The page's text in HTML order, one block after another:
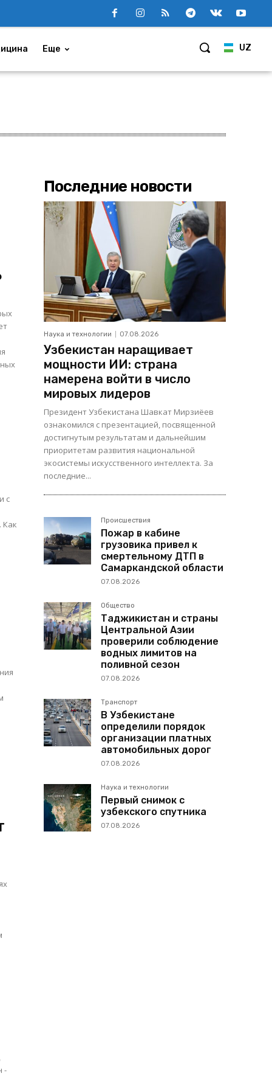
UZ
Еще
с
Последние новости
Наука и технологии 07.08.2026
Узбекистан наращивает
мощности ИИ: страна
намерена войти в число
мировых лидеров
Президент Узбекистана Шавкат Мирзиёев
ознакомился с презентацией, посвященной
достигнутым результатам и дальнейшим
приоритетам развития национальной
экосистемы искусственного интеллекта. За
последние...
Происшествия
Пожар в кабине
грузовика привел к
смертельному ДТП в
Самаркандской области
07.08.2026
Общество
Таджикистан и страны
Центральной Азии
проверили соблюдение
водных лимитов на
поливной сезон
07.08.2026
Транспорт
В Узбекистане
определили порядок
организации платных
автомобильных дорог
07.08.2026
Наука и технологии
Первый снимок с
узбекского спутника
07.08.2026